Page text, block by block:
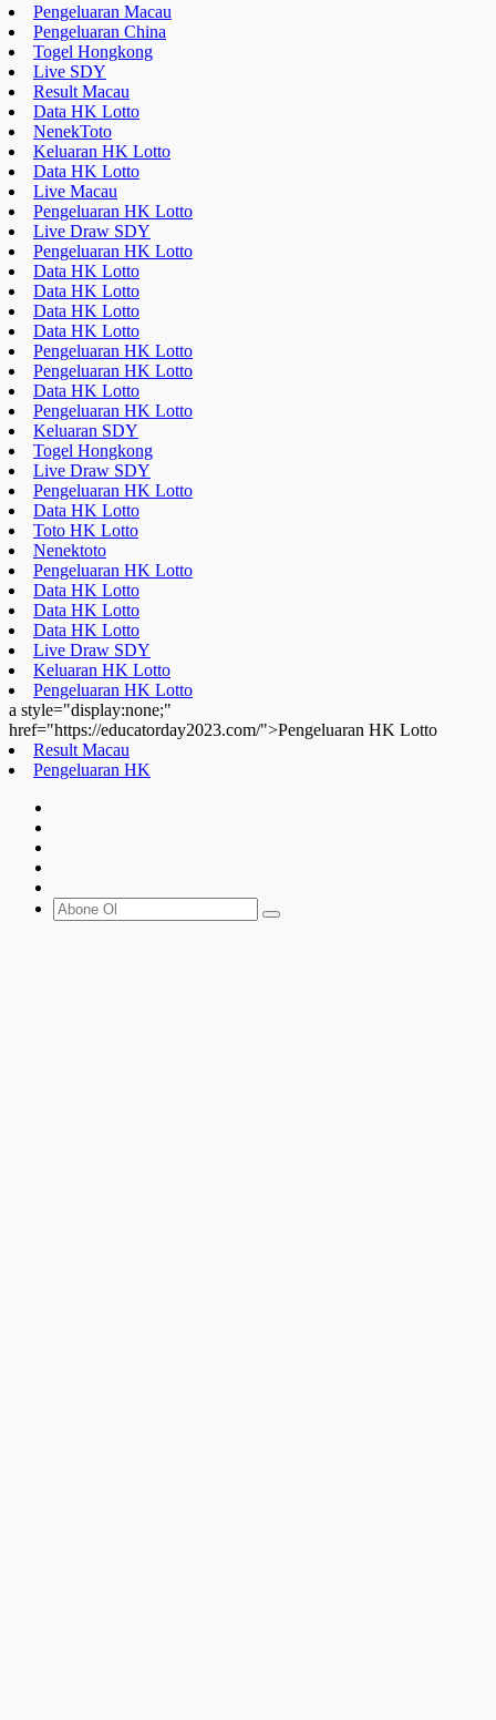
Pengeluaran Macau
Pengeluaran China
Togel Hongkong
Live SDY
Result Macau
Data HK Lotto
NenekToto
Keluaran HK Lotto
Data HK Lotto
Live Macau
Pengeluaran HK Lotto
Live Draw SDY
Pengeluaran HK Lotto
Data HK Lotto
Data HK Lotto
Data HK Lotto
Data HK Lotto
Pengeluaran HK Lotto
Pengeluaran HK Lotto
Data HK Lotto
Pengeluaran HK Lotto
Keluaran SDY
Togel Hongkong
Live Draw SDY
Pengeluaran HK Lotto
Data HK Lotto
Toto HK Lotto
Nenektoto
Pengeluaran HK Lotto
Data HK Lotto
Data HK Lotto
Data HK Lotto
Live Draw SDY
Keluaran HK Lotto
Pengeluaran HK Lotto
a style="display:none;"
href="https://educatorday2023.com/">Pengeluaran HK Lotto
Result Macau
Pengeluaran HK